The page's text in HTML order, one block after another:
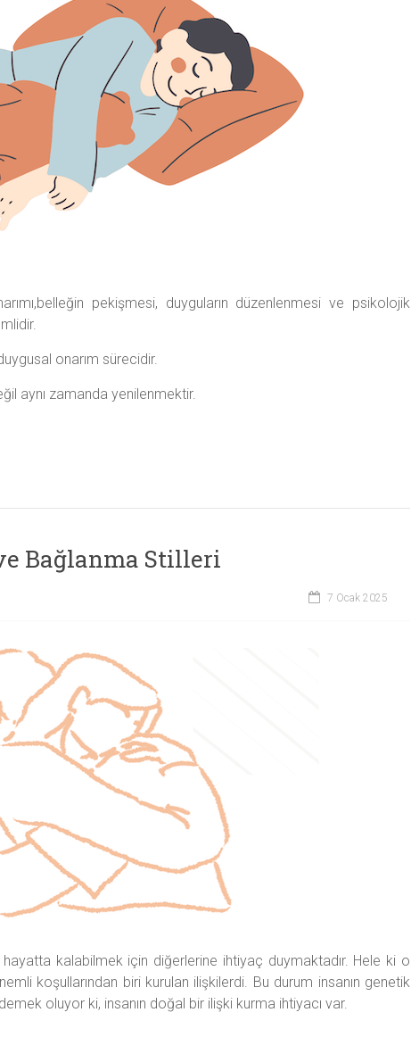
pekişmesi, duyguların düzenlenmesi ve psikolojik
onarım sürecidir.
aynı zamanda yenilenmektir.
Bağlanma Stilleri
7 Ocak 2025
kalabilmek için diğerlerine ihtiyaç duymaktadır. Hele ki o
koşullarından biri kurulan ilişkilerdi. Bu durum insanın genetik
oluyor ki, insanın doğal bir ilişki kurma ihtiyacı var.